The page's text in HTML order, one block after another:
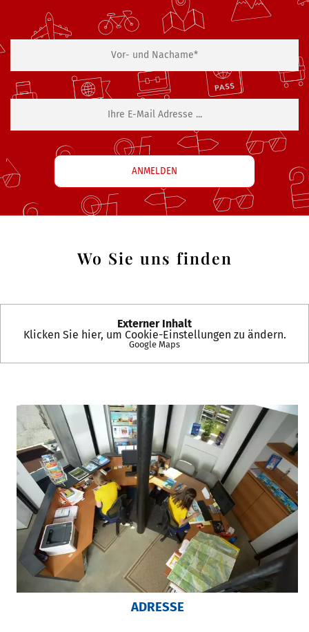
Wo Sie uns finden
Externer Inhalt
Klicken Sie hier, um Cookie-Einstellungen zu ändern.
Google Maps
ADRESSE